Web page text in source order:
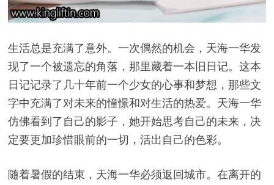
生活总是充满了意外。一次偶然的机会，天海一华发
现了一个被遗忘的角落，那里藏着一本旧日记。这本
日记记录了几十年前一个少女的心事和梦想，那些文
字中充满了对未来的憧憬和对生活的热爱。天海一华
仿佛看到了自己的影子，她开始思考自己的未来，决
定要更加珍惜眼前的一切，活出自己的色彩。
随着暑假的结束，天海一华必须返回城市。在离开的